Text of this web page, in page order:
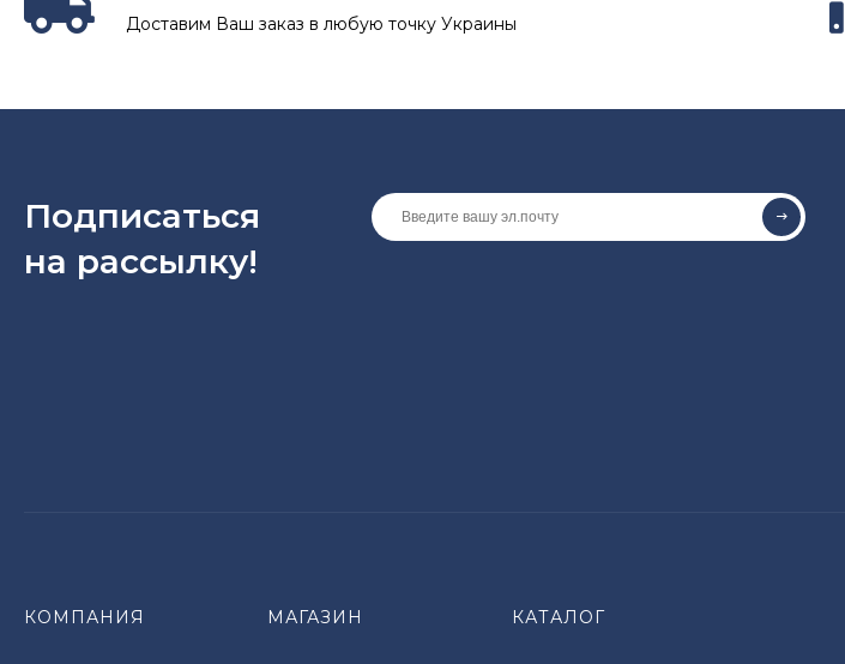
Доставим Ваш заказ в любую точку Украины
Подписаться
на рассылкy!
КОМПАНИЯ МАГАЗИН КАТАЛОГ